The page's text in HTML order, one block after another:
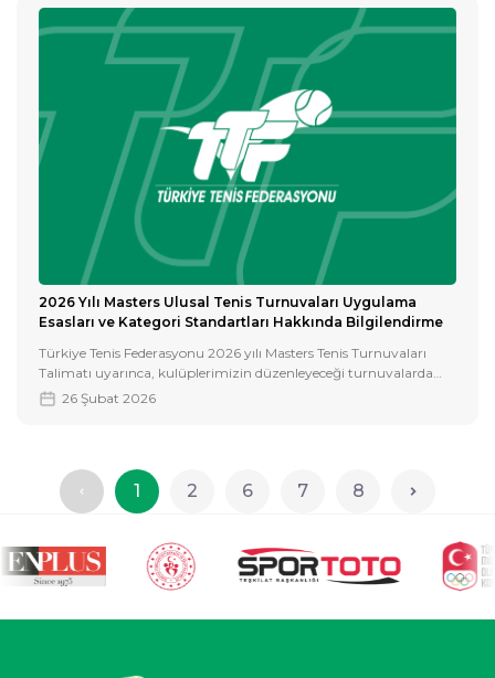
2026 Yılı Masters Ulusal Tenis Turnuvaları Uygulama
Esasları ve Kategori Standartları Hakkında Bilgilendirme
Türkiye Tenis Federasyonu 2026 yılı Masters Tenis Turnuvaları
Talimatı uyarınca, kulüplerimizin düzenleyeceği turnuvalarda
uyması gereken kategori ve yaş grubu standartları aşağıda
26 Şubat 2026
1 2 6 7 8